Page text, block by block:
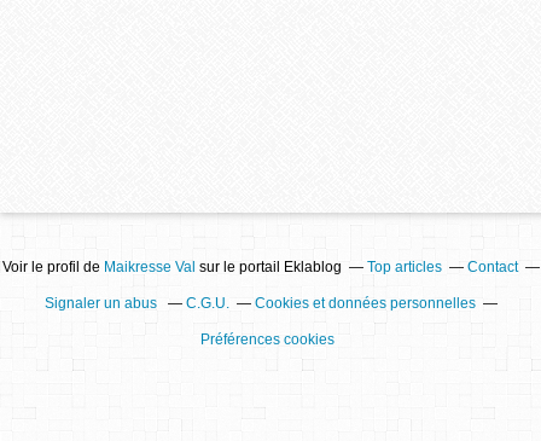
Voir le profil de Maikresse Val sur le portail Eklablog Top articles Contact
Signaler un abus C.G.U. Cookies et données personnelles
Préférences cookies